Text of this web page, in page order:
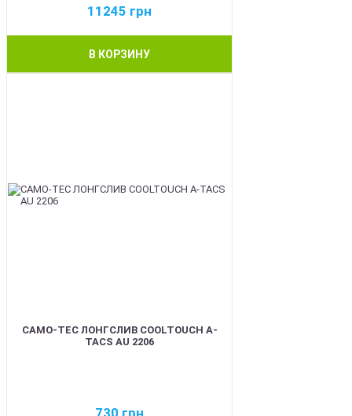
11245 грн
В КОРЗИНУ
CAMO-TEC ЛОНГСЛИВ COOLTOUCH A-
TACS AU 2206
730 грн